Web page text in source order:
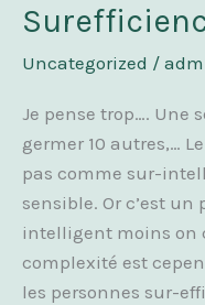
Uncategorized /
Je pense trop…. Une
germer 10 autres,…
pas comme sur-
sensible. Or c’est
intelligent moins on
complexité est
les personnes sur-
Vivre
sa
Mentale